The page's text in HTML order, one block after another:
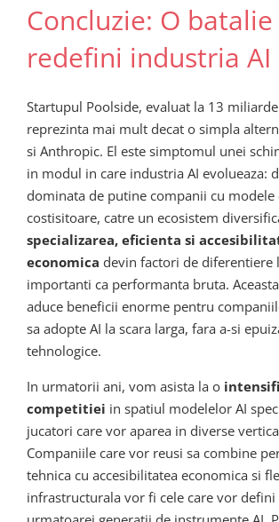
Concluzie: O
redefini industria AI
Startupul Poolside, evaluat la 13
reprezinta mai mult decat o simpla
si Anthropic. El este simptomul unei
in modul in care industria AI evolueaza:
dominata de putine companii cu modele
costisitoare, catre un ecosistem
specializarea, eficienta si
economica devin factori de diferentiere
importanti ca performanta bruta.
aduce beneficii enorme pentru
sa adopte AI la scara larga, fara a-si
tehnologice.
In urmatorii ani, vom asista la o
competitiei in spatiul modelelor AI
jucatori care vor aparea in diverse
Companiile care vor reusi sa combine
tehnica cu accesibilitatea economica si
infrastructurala vor fi cele care vor defini